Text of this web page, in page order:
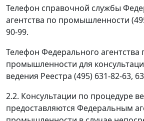
Телефон справочной службы
агентства по промышленности
90-99.
Телефон Федерального агентства
промышленности для
ведения Реестра (495) 631-82-63,
2.2. Консультации по процедуре
предоставляются Федеральным